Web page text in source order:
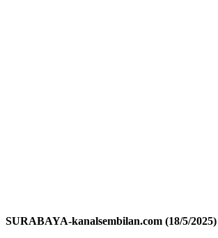
SURABAYA-kanalsembilan.com (18/5/2025)